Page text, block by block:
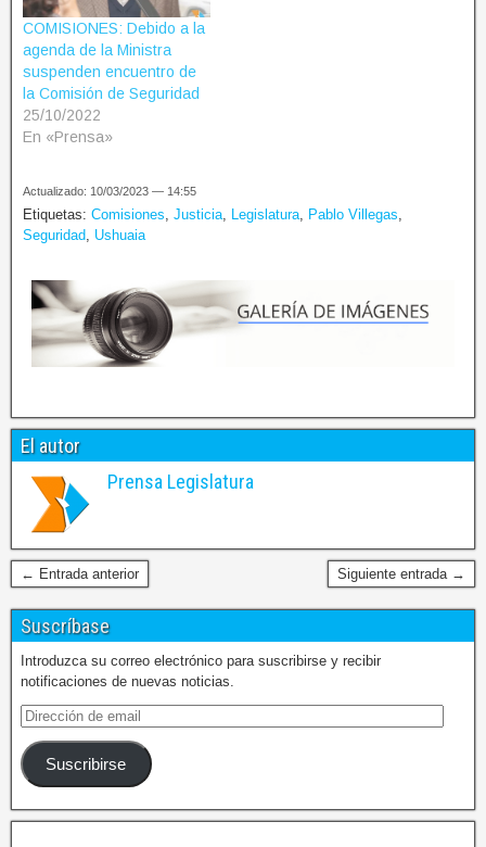
COMISIONES: Debido a la
agenda de la Ministra
suspenden encuentro de
la Comisión de Seguridad
25/10/2022
En «Prensa»
Actualizado: 10/03/2023 — 14:55
Etiquetas: Comisiones Justicia Legislatura Pablo Villegas
Seguridad Ushuaia
El autor
Prensa Legislatura
← Entrada anterior Siguiente entrada →
Suscríbase
Introduzca su correo electrónico para suscribirse y recibir
notificaciones de nuevas noticias.
Suscribirse